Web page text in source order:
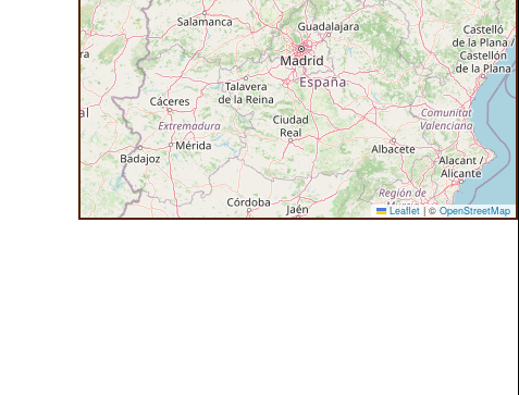
Leaflet | © OpenStreetMap